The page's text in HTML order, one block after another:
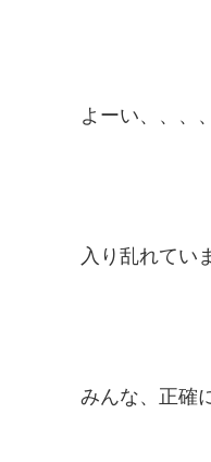
よーい、、、
入り乱れてい
みんな、正確